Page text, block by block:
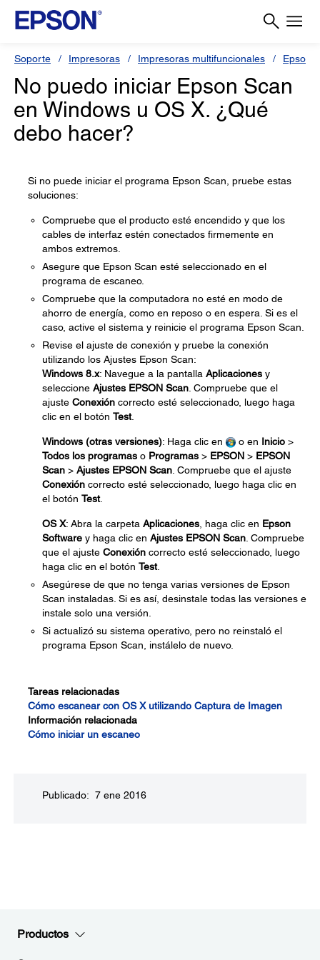
Soporte Impresoras Impresoras multifuncionales Epson
No puedo iniciar Epson Scan
en Windows u OS X. ¿Qué
debo hacer?
Si no puede iniciar el programa Epson Scan, pruebe estas
soluciones:
Compruebe que el producto esté encendido y que los
cables de interfaz estén conectados firmemente en
ambos extremos.
Asegure que Epson Scan esté seleccionado en el
programa de escaneo.
Compruebe que la computadora no esté en modo de
ahorro de energía, como en reposo o en espera. Si es el
caso, active el sistema y reinicie el programa Epson Scan.
Revise el ajuste de conexión y pruebe la conexión
utilizando los Ajustes Epson Scan:
Windows 8.x: Navegue a la pantalla Aplicaciones y
seleccione Ajustes EPSON Scan . Compruebe que el
ajuste Conexión correcto esté seleccionado, luego haga
clic en el botón Test.
Windows (otras versiones): Haga clic en o en Inicio >
Todos los programas o Programas > EPSON > EPSON
Scan > Ajustes EPSON Scan . Compruebe que el ajuste
Conexión correcto esté seleccionado, luego haga clic en
el botón Test.
OS X: Abra la carpeta Aplicaciones , haga clic en Epson
Software y haga clic en Ajustes EPSON Scan . Compruebe
que el ajuste Conexión correcto esté seleccionado, luego
haga clic en el botón Test.
Asegúrese de que no tenga varias versiones de Epson
Scan instaladas. Si es así, desinstale todas las versiones e
instale solo una versión.
Si actualizó su sistema operativo, pero no reinstaló el
programa Epson Scan, instálelo de nuevo.
Tareas relacionadas
Cómo escanear con OS X utilizando Captura de Imagen
Información relacionada
Cómo iniciar un escaneo
Publicado: 7 ene 2016
Productos